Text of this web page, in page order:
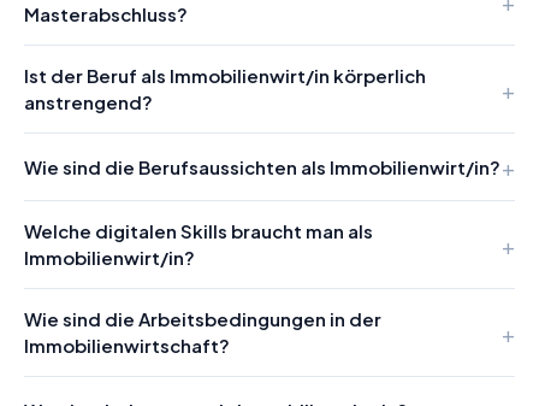
Masterabschluss?
Ist der Beruf als Immobilienwirt/in körperlich
anstrengend?
Wie sind die Berufsaussichten als Immobilienwirt/in?
Welche digitalen Skills braucht man als
Immobilienwirt/in?
Wie sind die Arbeitsbedingungen in der
Immobilienwirtschaft?